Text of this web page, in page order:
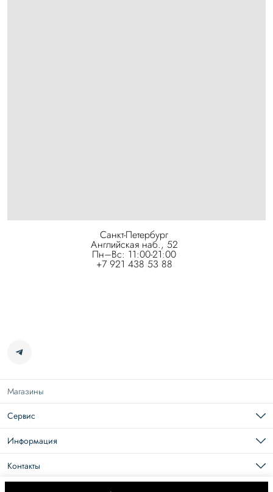
Санкт-Петербург
Английская наб., 52
Пн–Вс: 11:00-21:00
+7 921 438 53 88
Магазины
Сервис
Подарочная карта
Доставка
Возврат
Документы
Информация
Карьера в Roseville
О нас
Контакты
Телефон